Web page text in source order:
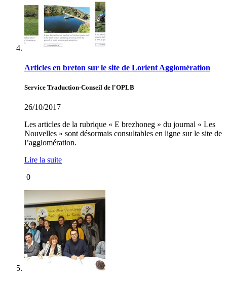
Articles en breton sur le site de Lorient Agglomération
Service Traduction-Conseil de l'OPLB
26/10/2017
Les articles de la rubrique « E brezhoneg » du journal « Les
Nouvelles » sont désormais consultables en ligne sur le site de
l’agglomération.
Lire la suite
0